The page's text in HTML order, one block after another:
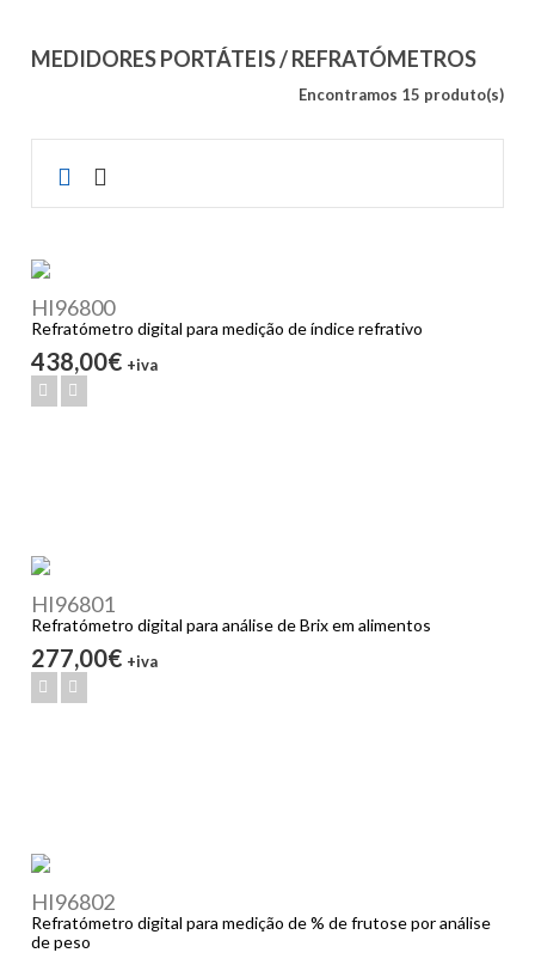
MEDIDORES PORTÁTEIS / REFRATÓMETROS
Encontramos 15 produto(s)
HI96800
Refratómetro digital para medição de índice refrativo
438,00€ +iva
HI96801
Refratómetro digital para análise de Brix em alimentos
277,00€ +iva
HI96802
Refratómetro digital para medição de % de frutose por análise
de peso